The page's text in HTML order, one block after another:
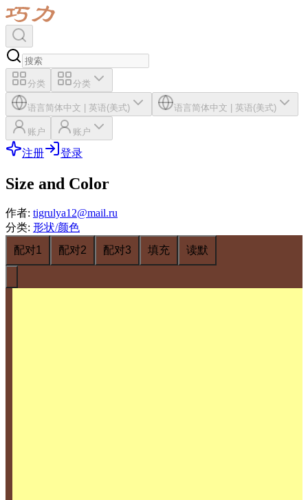
分类 分类
语言简体中文 | 英语(美式) 语言简体中文 | 英语(美式)
账户 账户
注册 登录
Size and Color
作者: tigrulya12@mail.ru
分类: 形状/颜色
配对1
配对2 配对3 填充 读默